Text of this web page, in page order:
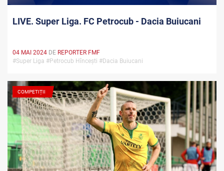
LIVE. Super Liga. FC Petrocub - Dacia Buiucani
04 MAI 2024 DE REPORTER FMF
#Super Liga #Petrocub Hîncești #Dacia Buiucani
COMPETIȚII